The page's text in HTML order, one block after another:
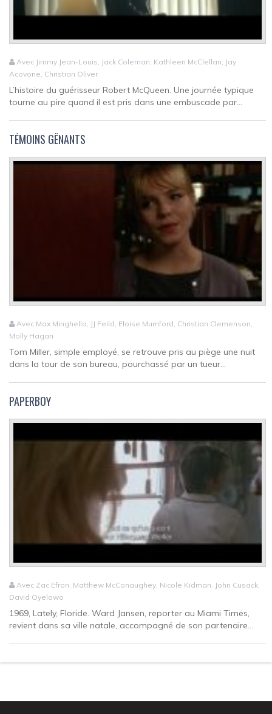
Avec Jimmy Jean-Louis, Jack Coleman, Kathleen McClellan, Jay
Acovone, Christian Oliver
L’histoire du guérisseur Robert McQueen. Une journée typique
tourne au pire quand il est pris dans une embuscade par...
TÉMOINS GÊNANTS
Avec Max Minghella, JJ Feild, Eloise Mumford, Christian Clemenson,
Molly Hagan
Tom Miller, simple employé, se retrouve pris au piège une nuit
dans la tour de son bureau, pourchassé par un tueur...
PAPERBOY
Avec Zac Efron, Matthew McConaughey, Nicole Kidman, John Cusack,
David Oyelowo
1969, Lately, Floride. Ward Jansen, reporter au Miami Times,
revient dans sa ville natale, accompagné de son partenaire...